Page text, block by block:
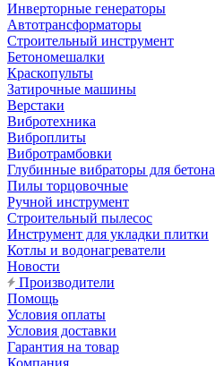
Инверторные генераторы
Автотрансформаторы
Строительный инструмент
Бетономешалки
Краскопульты
Затирочные машины
Верстаки
Вибротехника
Виброплиты
Вибротрамбовки
Глубинные вибраторы для бетона
Пилы торцовочные
Ручной инструмент
Строительный пылесос
Инструмент для укладки плитки
Котлы и водонагреватели
Новости
Производители
Помощь
Условия оплаты
Условия доставки
Гарантия на товар
Компания